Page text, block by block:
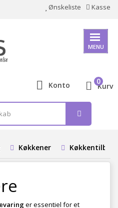
Ønskeliste Kasse
MENU
Konto Kurv
0
Køkkener
er essentiel for et